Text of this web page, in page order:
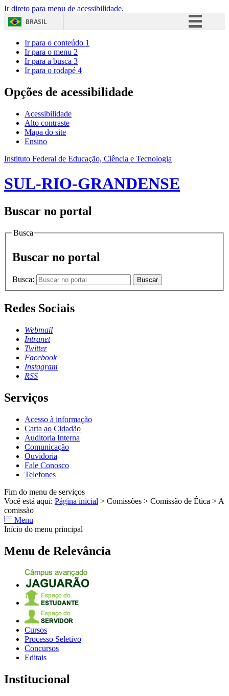
Ir direto para menu de acessibilidade.
BRASIL
Acesso à informação
Ir para o conteúdo 1
Ir para o menu 2
Ir para a busca 3
Ir para o rodapé 4
Opções de acessibilidade
Acessibilidade
Alto contraste
Mapa do site
Ensino
Instituto Federal de Educação, Ciência e Tecnologia
SUL-RIO-GRANDENSE
Buscar no portal
Busca
Buscar no portal
Busca: Buscar
Redes Sociais
Webmail
Intranet
Twitter
Facebook
Instagram
RSS
Serviços
Acesso à informação
Carta ao Cidadão
Auditoria Interna
Comunicação
Ouvidoria
Fale Conosco
Telefones
Fim do menu de serviços
Você está aqui: Página inicial > Comissões > Comissão de Ética > A
comissão
Menu
Início do menu principal
Menu de Relevância
Cursos
Processo Seletivo
Concursos
Editais
Institucional